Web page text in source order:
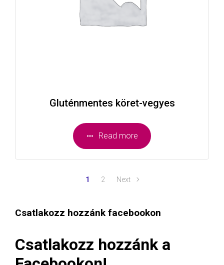
Gluténmentes köret-vegyes
Read more
1 2 Next
Csatlakozz hozzánk facebookon
Csatlakozz hozzánk a